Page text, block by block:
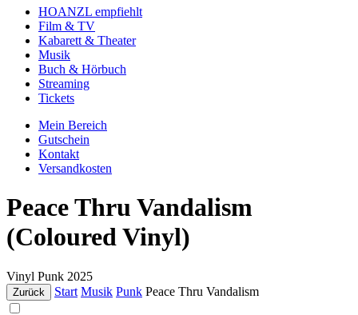
HOANZL empfiehlt
Film & TV
Kabarett & Theater
Musik
Buch & Hörbuch
Streaming
Tickets
Mein Bereich
Gutschein
Kontakt
Versandkosten
Peace Thru Vandalism
(Coloured Vinyl)
Vinyl Punk 2025
Zurück Start Musik Punk Peace Thru Vandalism